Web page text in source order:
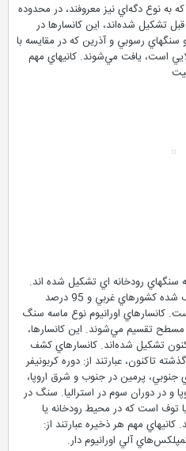
به نوع دگه‌اي نيز معروفند، در محدوده
سال قبل تشکيل شده‌اند، اين کانسارها در
رسوبي و آذرين که در مقايسه با
است، يافت مي‌شوند. کانيهاي مهم
سنگهاي رودخانه اي تشکيل شده اند.
حدود 45 درصد ذخاير اورانيوم کشف شده کشورهاي غربي و 95 درصد
کانسارهاي اورانيوم نوع ماسه سنگ
تقسيم مي‌شوند. اين کانسارها،
تاکنون تشکيل شده‌اند. کانسارهاي کشف
عبارتند از: دوره کربونيفر
پرمين در جنوب و شرق اروپا،
در دوران سوم در استراليا. سنگ در
توف است که در محيط رودخانه يا
مهم هر ذخيره عبارتند از:
آلي اورانيوم دار.